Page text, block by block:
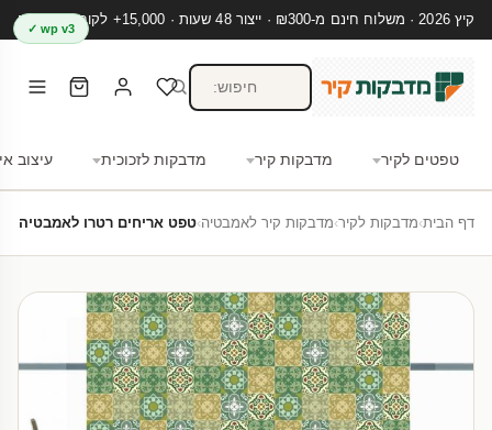
קיץ 2026 · משלוח חינם מ-₪300 · ייצור 48 שעות · 15,000+ לקוחות מרוצים
טפטים לקיר מדבקות קיר מדבקות לזכוכית עיצוב
wp v3 ✓
דף הבית›מדבקות לקיר›מדבקות קיר לאמבטיה›טפט אריחים רטרו לאמבטיה